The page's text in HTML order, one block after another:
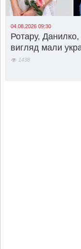
04.08.2026 09:30
Ротару, Данилко,
вигляд мали
1438